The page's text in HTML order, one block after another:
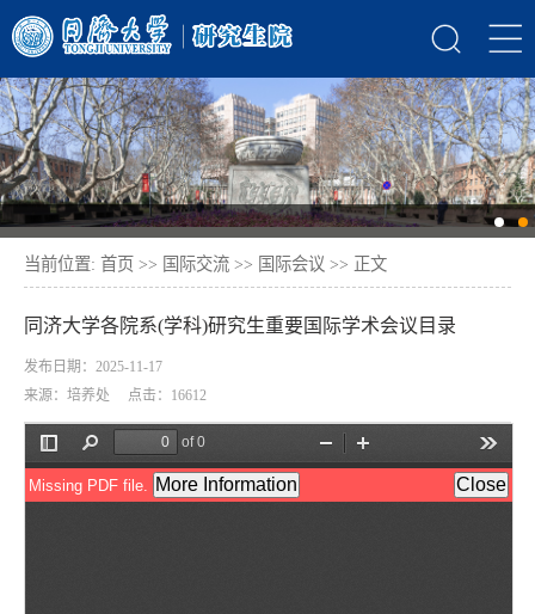
当前位置: 首页 >> 国际交流 >> 国际会议 >> 正文
同济大学各院系(学科)研究生重要国际学术会议目录
发布日期：2025-11-17
来源：培养处 点击： 16612